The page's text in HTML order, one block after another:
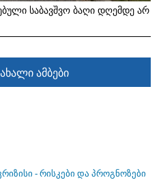
საბავშვო ბაღი დღემდე არ
ამბები
- რისკები და პროგნოზები